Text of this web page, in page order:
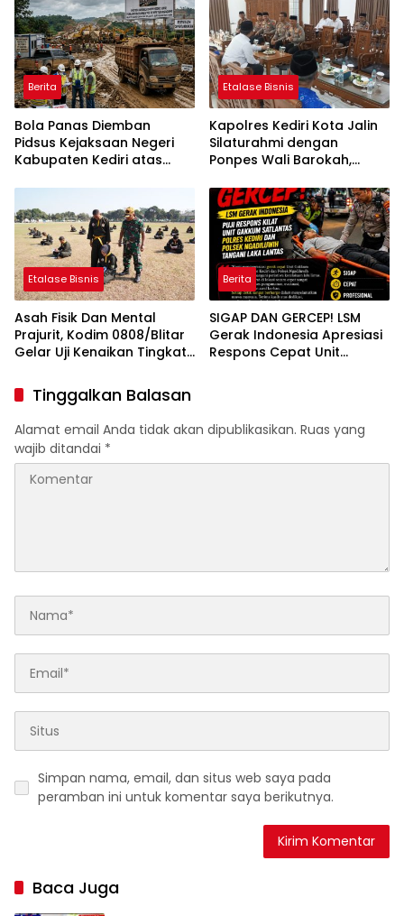
Berita
Bola Panas Diemban
Pidsus Kejaksaan Negeri
Kabupaten Kediri atas
Penggunaan Material
Ilegal Proyek Tol Kediri
Oleh PT. HASTARI JAYA
SENTOSA
Etalase Bisnis
Kapolres Kediri Kota Jalin
Silaturahmi dengan
Ponpes Wali Barokah,
Ulama
Etalase Bisnis
Asah Fisik Dan Mental
Prajurit, Kodim 0808/Blitar
Gelar Uji Kenaikan Tingkat
Berita
SIGAP DAN GERCEP! LSM
Gerak Indonesia Apresiasi
Respons Cepat Unit
Penanganan Kecelakaan
Lalu Lintas
Tinggalkan Balasan
Alamat email Anda tidak akan dipublikasikan. Ruas yang
wajib ditandai *
Simpan nama, email, dan situs web saya pada
peramban ini untuk komentar saya berikutnya.
Baca Juga